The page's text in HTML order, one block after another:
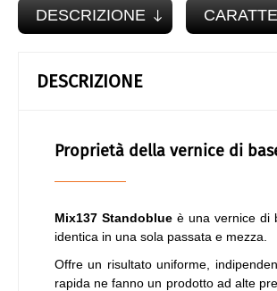
DESCRIZIONE
DESCRIZIONE
Proprietà della vernice di
Mix137 Standoblue è una vernice di
identica in una sola passata e mezza.
Offre un risultato uniforme,
rapida ne fanno un prodotto ad alte